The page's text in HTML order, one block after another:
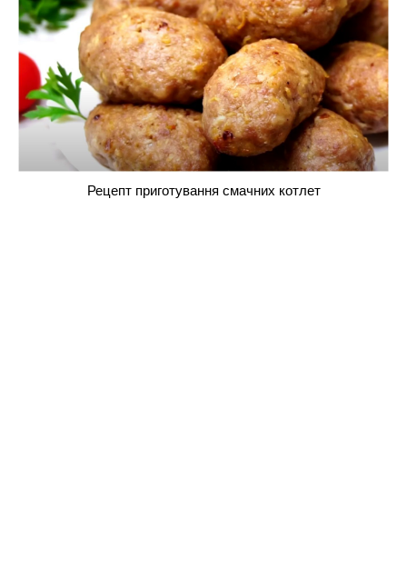
Рецепт приготування смачних котлет